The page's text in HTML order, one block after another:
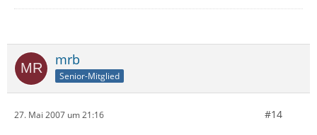
mrb
Senior-Mitglied
27. Mai 2007 um 21:16 #14